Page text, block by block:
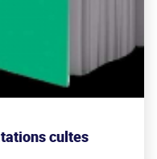
cultes